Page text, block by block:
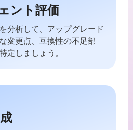
ント評価
分析して、アップグレード
変更点、互換性の不足部
定しましょう。